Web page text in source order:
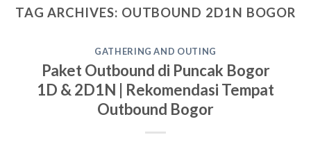
TAG ARCHIVES: OUTBOUND 2D1N BOGOR
GATHERING AND OUTING
Paket Outbound di Puncak Bogor
1D & 2D1N | Rekomendasi Tempat
Outbound Bogor